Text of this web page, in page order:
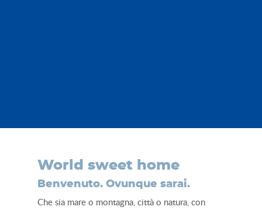
World sweet home
Benvenuto. Ovunque sarai.
Che sia mare o montagna, città o natura, con